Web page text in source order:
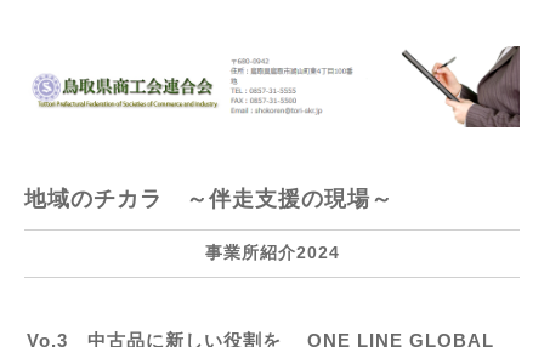
地域のチカラ ～伴走支援の現場～
事業所紹介2024
Vo.3 中古品に新しい役割を ONE LINE GLOBAL